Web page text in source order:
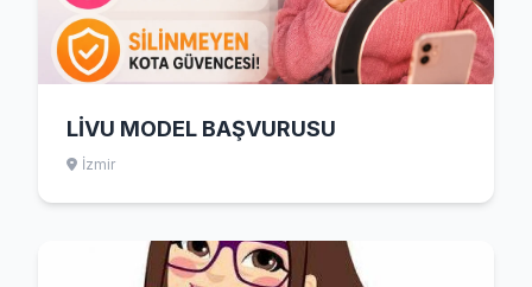
LİVU MODEL BAŞVURUSU
İzmir